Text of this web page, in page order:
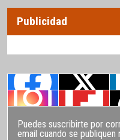
Publicidad
Puedes suscribirte por
email cuando se publiquen